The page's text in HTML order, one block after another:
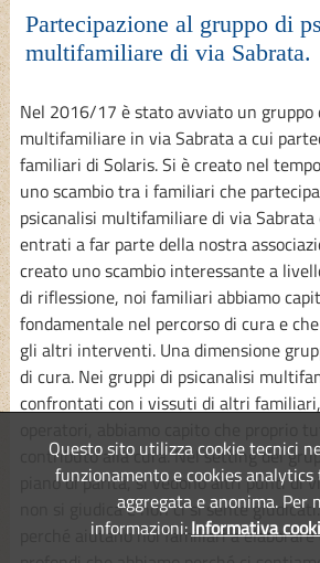
Partecipazione al gruppo di
multifamiliare di via Sabrata.
Nel 2016/17 è stato avviato un gruppo
multifamiliare in via Sabrata a cui
familiari di Solaris. Si è creato nel
uno scambio tra i familiari che
psicanalisi multifamiliare di via Sabrata
entrati a far parte della nostra
creato uno scambio interessante a
di riflessione, noi familiari abbiamo
fondamentale nel percorso di cura e
gli altri interventi. Una dimensione
di cura. Nei gruppi di psicanalisi
confrontati con i vissuti di altri
contributo alla cura. Nel setting del
piano di parità, si vedono altri punti di
non si giudica e non ci si sente
perché aiutano noi familiari a elaborare
Questo sito utilizza cookie tecnici
funzionamento e cookies
aggregata e anonima. Per
informazioni:Informativa